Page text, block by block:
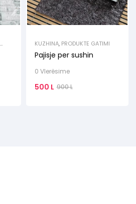
KUZHINA, PRODUKTE GATIMI
Pajisje per sushin
0 Vlerësime
900L
500 L